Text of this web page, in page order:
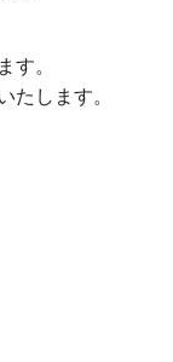
す。
たします。